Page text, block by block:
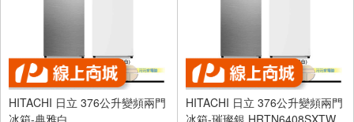
HITACHI 日立 376公升變頻兩門
冰箱-典雅白
HITACHI 日立 376公升變頻兩門
冰箱-璀璨銀 HRTN6408SXTW